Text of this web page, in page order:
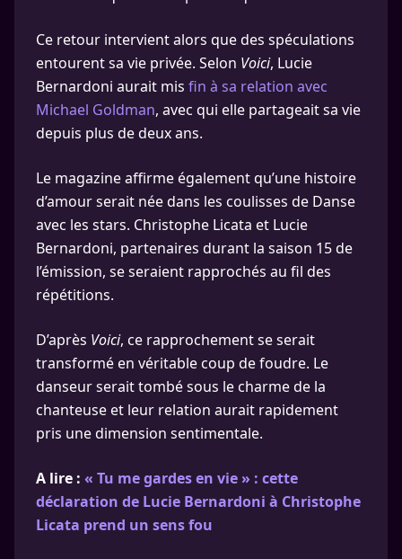
Ce retour intervient alors que des spéculations
entourent sa vie privée. Selon Voici, Lucie
Bernardoni aurait mis fin à sa relation avec
Michael Goldman, avec qui elle partageait sa vie
depuis plus de deux ans.
Le magazine affirme également qu’une histoire
d’amour serait née dans les coulisses de Danse
avec les stars. Christophe Licata et Lucie
Bernardoni, partenaires durant la saison 15 de
l’émission, se seraient rapprochés au fil des
répétitions.
D’après Voici, ce rapprochement se serait
transformé en véritable coup de foudre. Le
danseur serait tombé sous le charme de la
chanteuse et leur relation aurait rapidement
pris une dimension sentimentale.
A lire : « Tu me gardes en vie » : cette
déclaration de Lucie Bernardoni à Christophe
Licata prend un sens fou